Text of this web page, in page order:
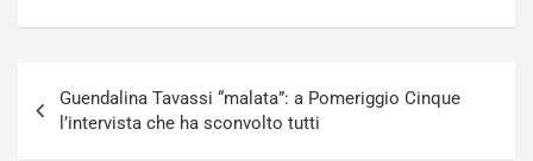
articoli
Guendalina Tavassi “malata”: a Pomeriggio Cinque
l’intervista che ha sconvolto tutti